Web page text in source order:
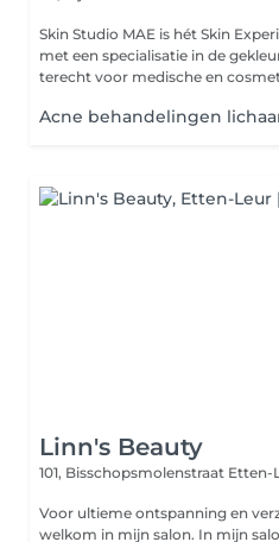
Skin Studio MAE is hét Skin
met een specialisatie in de
terecht voor medische en
Acne behandelingen
Linn's Beauty
101, Bisschopsmolenstraat Etten-
Voor ultieme ontspanning en
welkom in mijn salon. In mijn